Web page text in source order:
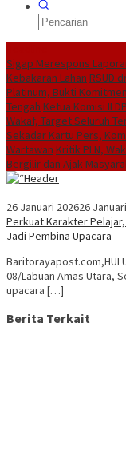
Sigap Merespons
Kebakaran Lahan RSUD
Platinum, Bukti
Tengah Ketua Komisi II
Wakaf, Target Seluruh
Sekadar Kartu Pers,
Wartawan Kritik PLN,
Bergilir dan Ajak
26 Januari 202626
Perkuat Karakter
Jadi Pembina Upacara
08/Labuan Amas Utara,
upacara […]
Berita Terkait